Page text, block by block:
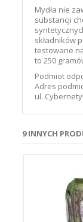
Mydła nie
substancji
składników
testowane
to 250
Podmiot
Adres
ul.
9 INNYCH